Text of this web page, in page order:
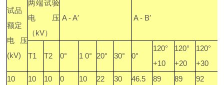
试品
额定
电压
(kV)
两端试验
电压
（kV）
A - A′ A - B′
T1 T2 0° 1 0° 20° 30° 0°
120°
+10
120°
+20
120°
+30
10 10 10 0 10 22 30 46.5 89 89 92